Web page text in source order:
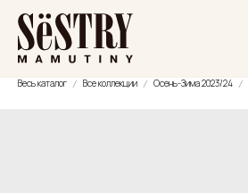
Весь каталог Все коллекции Осень-Зима 2023/24